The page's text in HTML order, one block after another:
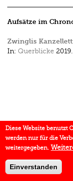
Aufsätze im
Zwinglis
In: Querblicke 2019.
Diese Website benutzt
werden nur für die
weitergegeben.
Einverstanden